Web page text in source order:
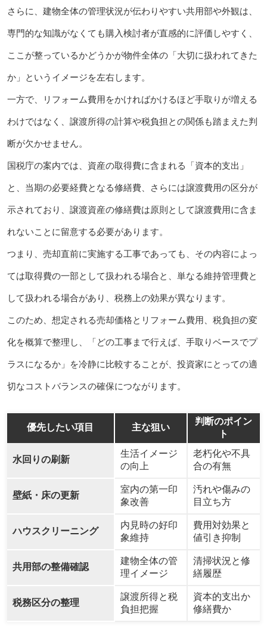
さらに、建物全体の管理状況が伝わりやすい共用部や外観は、
専門的な知識がなくても購入検討者が直感的に評価しやすく、
ここが整っているかどうかが物件全体の「大切に扱われてきた
か」というイメージを左右します。
一方で、リフォーム費用をかければかけるほど手取りが増える
わけではなく、譲渡所得の計算や税負担との関係も踏まえた判
断が欠かせません。
国税庁の案内では、資産の取得費に含まれる「資本的支出」
と、当期の必要経費となる修繕費、さらには譲渡費用の区分が
示されており、譲渡資産の修繕費は原則として譲渡費用に含ま
れないことに留意する必要があります。
つまり、売却直前に実施する工事であっても、その内容によっ
ては取得費の一部として扱われる場合と、単なる維持管理費と
して扱われる場合があり、税務上の効果が異なります。
このため、想定される売却価格とリフォーム費用、税負担の変
化を概算で整理し、「どの工事まで行えば、手取りベースでプ
ラスになるか」を冷静に比較することが、投資家にとっての適
切なコストバランスの確保につながります。
優先したい項目 主な狙い
判断のポイン
ト
水回りの刷新
生活イメージ
の向上
老朽化や不具
合の有無
壁紙・床の更新
室内の第一印
象改善
汚れや傷みの
目立ち方
ハウスクリーニング
内見時の好印
象維持
費用対効果と
値引き抑制
共用部の整備確認
建物全体の管
理イメージ
清掃状況と修
繕履歴
税務区分の整理
譲渡所得と税
負担把握
資本的支出か
修繕費か